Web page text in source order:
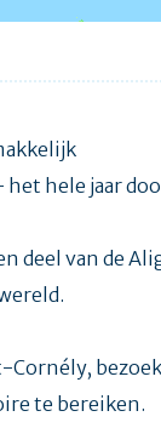
het hele jaar
deel van de
te bereiken.